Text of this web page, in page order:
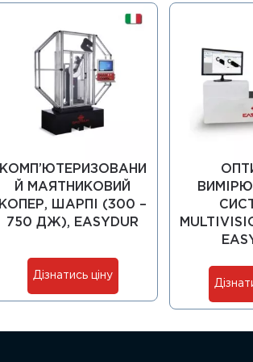
КОМП’ЮТЕРИЗОВАНИ
Й МАЯТНИКОВИЙ
КОПЕР, ШАРПІ (300 –
750 ДЖ), EASYDUR
Дізнатись ціну